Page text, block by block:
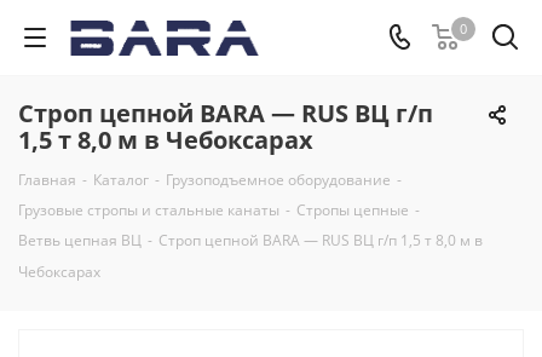
0
Строп цепной BARA — RUS ВЦ г/п
1,5 т 8,0 м в Чебоксарах
Главная - Каталог - Грузоподъемное оборудование -
Грузовые стропы и стальные канаты - Стропы цепные -
Ветвь цепная ВЦ - Строп цепной BARA — RUS ВЦ г/п 1,5 т 8,0 м в
Чебоксарах